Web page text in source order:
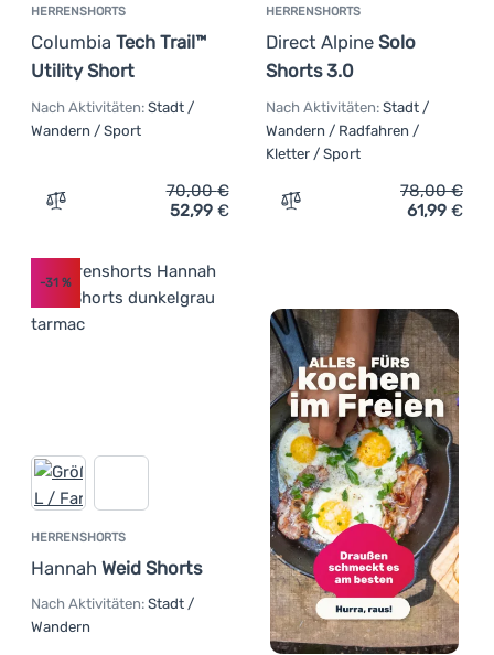
HERRENSHORTS
Columbia Tech Trail™
Utility Short
Nach Aktivitäten: Stadt /
Wandern / Sport
Zum Vergleich 'Herrenshorts Columbia Tech Trail™
70,00€
52,99 €
HERRENSHORTS
Direct Alpine Solo
Shorts 3.0
Nach Aktivitäten: Stadt /
Wandern / Radfahren /
Kletter / Sport
Zum Vergleich
78,00€
61,99 €
HERRENSHORTS
Hannah Weid Shorts
-31 %
Nach Aktivitäten: Stadt /
Wandern